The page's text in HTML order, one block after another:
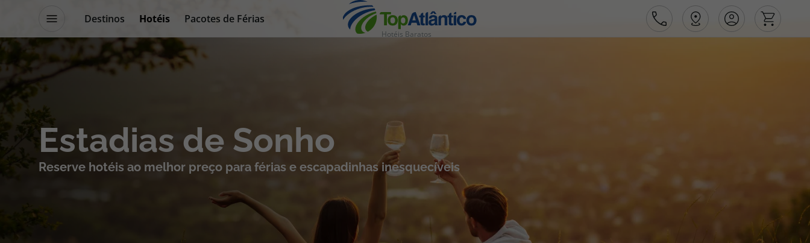
Destinos Hotéis
Pacotes de Férias
Promoções
Blog TopViagens Hotéis Baratos
Destinos
Voos Cruzeiros
Promoções
Estadias de Sonho
Reserve hotéis ao melhor preço para férias e escapadinhas inesquecíveis